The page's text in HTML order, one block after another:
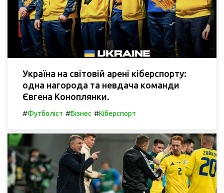
Україна на світовій арені кіберспорту:
одна нагорода та невдача команди
Євгена Коноплянки.
#Футболіст #Бізнес #Кіберспорт